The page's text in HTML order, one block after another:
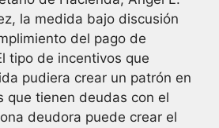
la medida bajo discusión
del pago de
tipo de incentivos que
pudiera crear un patrón en
que tienen deudas con el
deudora puede crear el